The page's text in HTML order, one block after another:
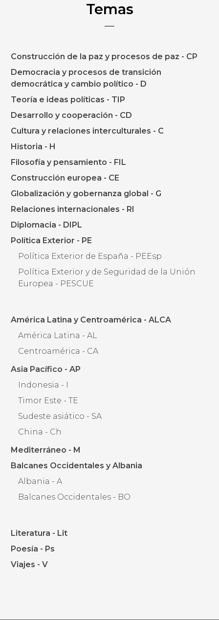
Temas
Construcción de la paz y procesos de paz - CP
Democracia y procesos de transición
democrática y cambio político - D
Teoría e ideas políticas - TIP
Desarrollo y cooperación - CD
Cultura y relaciones interculturales - C
Historia - H
Filosofía y pensamiento - FIL
Construcción europea - CE
Globalización y gobernanza global - G
Relaciones internacionales - RI
Diplomacia - DIPL
Política Exterior - PE
Política Exterior de España - PEEsp
Política Exterior y de Seguridad de la Unión
Europea - PESCUE
América Latina y Centroamérica - ALCA
América Latina - AL
Centroamérica - CA
Asia Pacífico - AP
Indonesia - I
Timor Este - TE
Sudeste asiático - SA
China - Ch
Mediterráneo - M
Balcanes Occidentales y Albania
Albania - A
Balcanes Occidentales - BO
Literatura - Lit
Poesía - Ps
Viajes - V